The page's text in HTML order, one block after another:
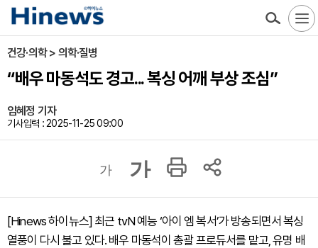
건강·의학 > 의학·질병
“배우 마동석도 경고... 복싱 어깨 부상 조심”
임혜정 기자
기사입력 : 2025-11-25 09:00
가 가
[Hinews 하이뉴스] 최근 tvN 예능 ‘아이 엠 복서’가 방송되면서 복싱
열풍이 다시 불고 있다. 배우 마동석이 총괄 프로듀서를 맡고, 유명 배